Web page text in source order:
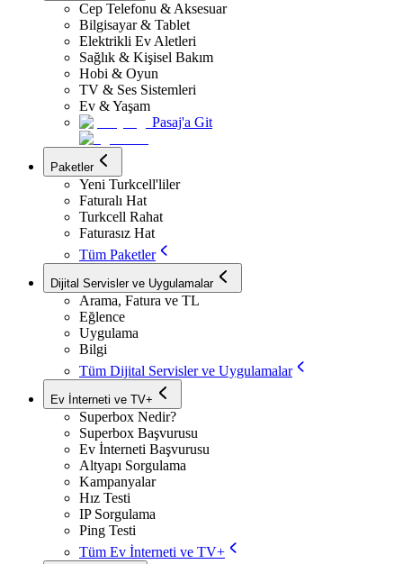
Cep Telefonu & Aksesuar
Bilgisayar & Tablet
Elektrikli Ev Aletleri
Sağlık & Kişisel Bakım
Hobi & Oyun
TV & Ses Sistemleri
Ev & Yaşam
Pasaj'a Git
Paketler
Yeni Turkcell'liler
Faturalı Hat
Turkcell Rahat
Faturasız Hat
Tüm Paketler
Dijital Servisler ve Uygulamalar
Arama, Fatura ve TL
Eğlence
Uygulama
Bilgi
Tüm Dijital Servisler ve Uygulamalar
Ev İnterneti ve TV+
Superbox Nedir?
Superbox Başvurusu
Ev İnterneti Başvurusu
Altyapı Sorgulama
Kampanyalar
Hız Testi
IP Sorgulama
Ping Testi
Tüm Ev İnterneti ve TV+